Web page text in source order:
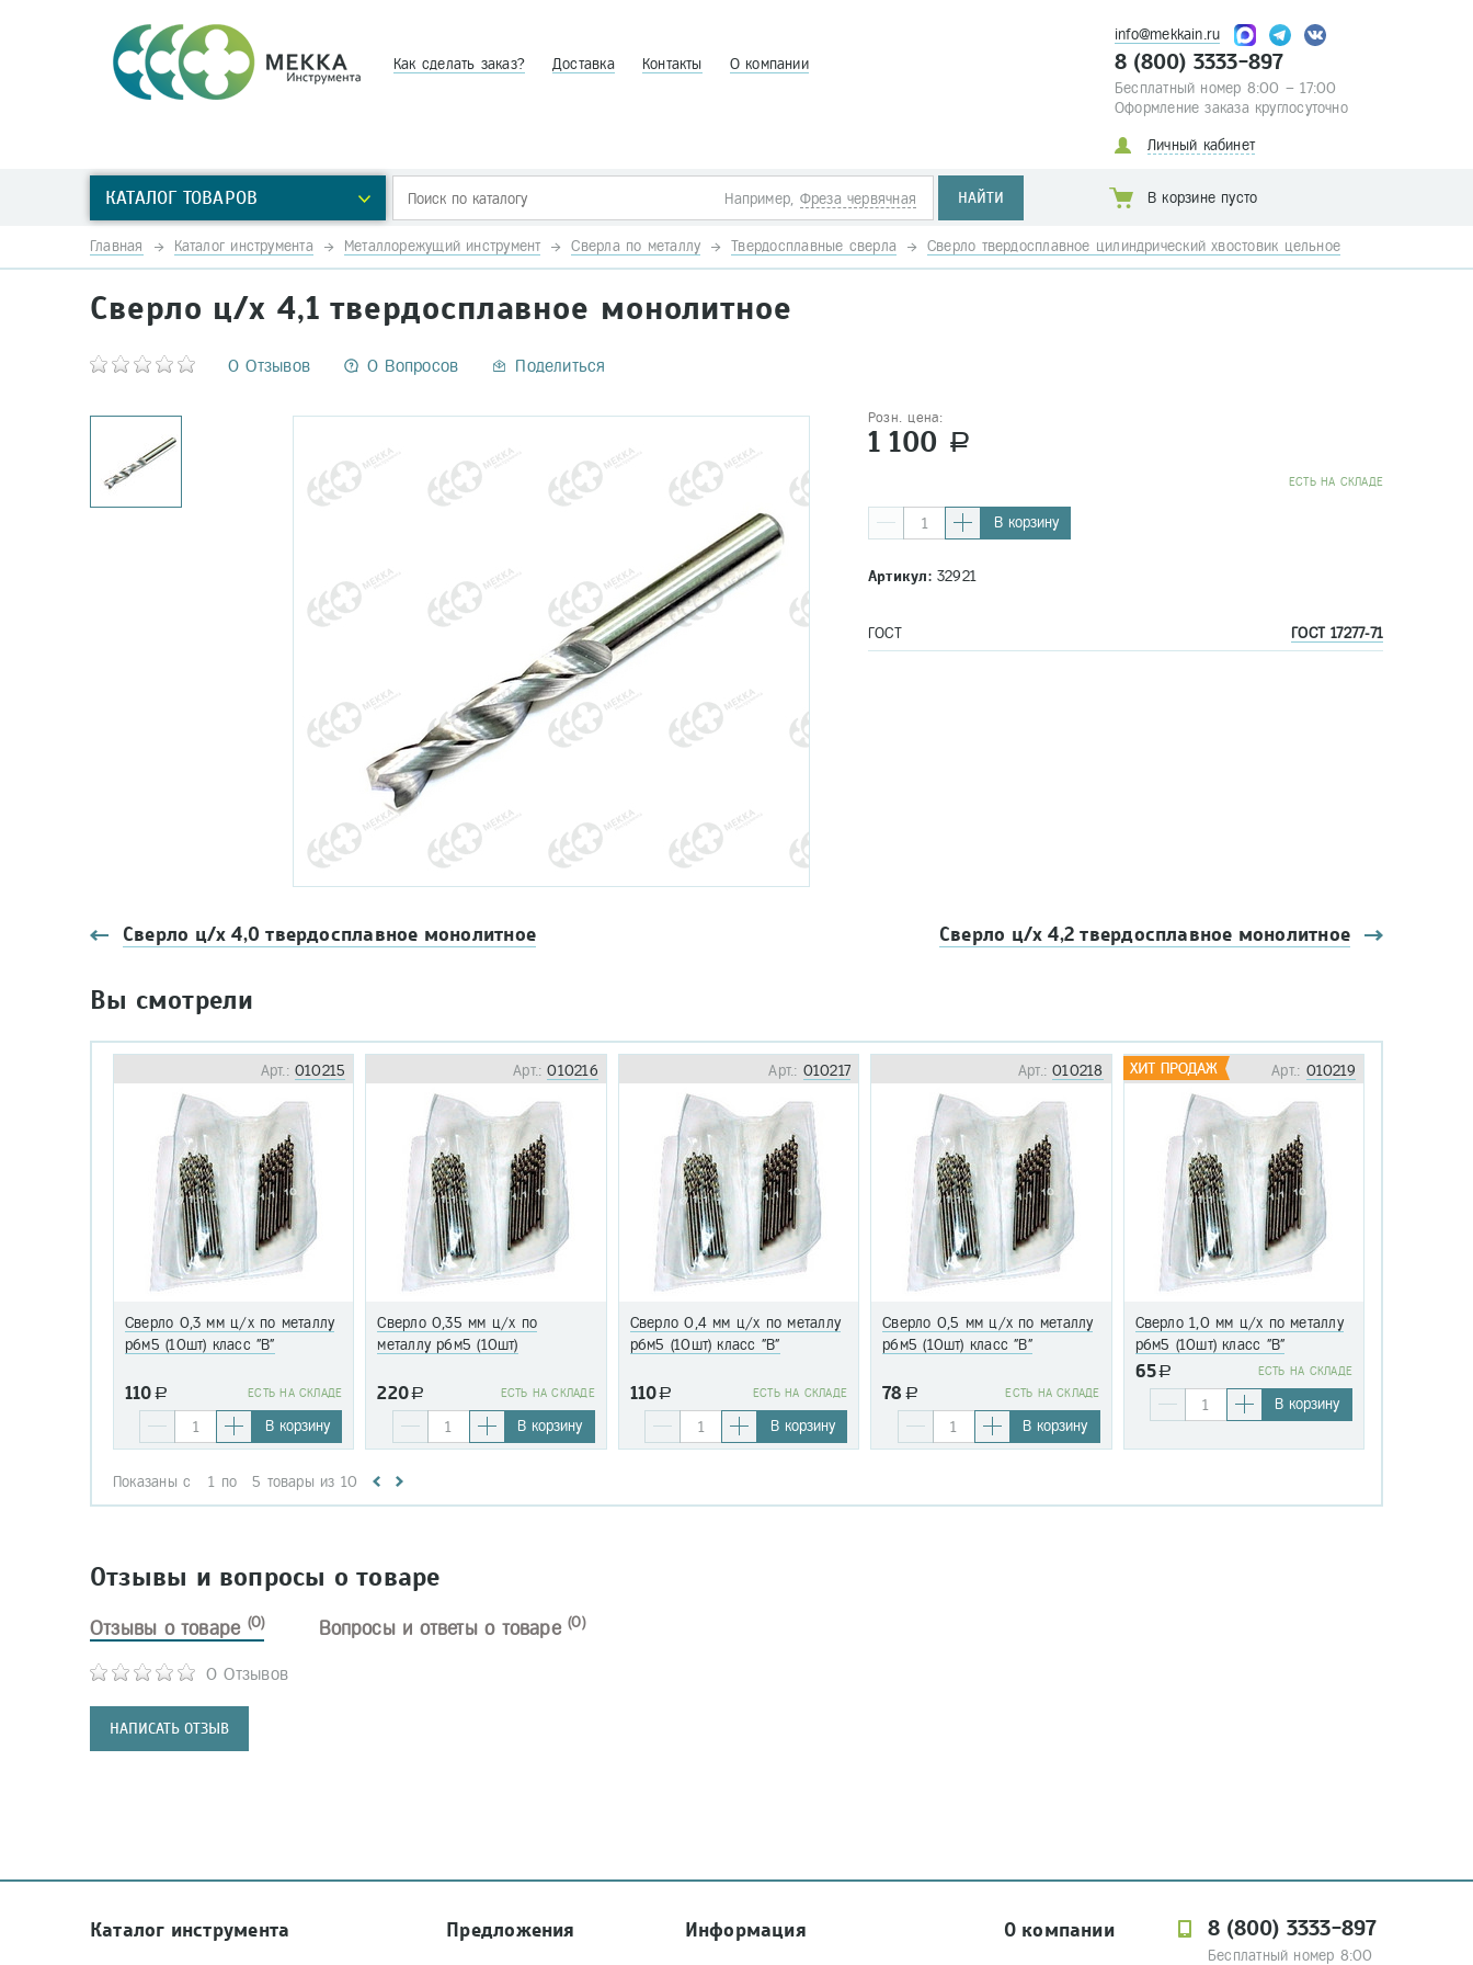
Как сделать заказ? Доставка Контакты О компании
info@mekkain.ru
8 (800) 3333-897
Бесплатный номер 8:00 – 17:00
Оформление заказа круглосуточно
Личный кабинет
КАТАЛОГ ТОВАРОВ Например, Фреза червячная НАЙТИ В корзине пусто
Главная Каталог инструмента Металлорежущий инструмент Сверла по металлу Твердосплавные сверла Сверло твердосплавное цилиндрический хвостовик цельное
Сверло ц/х 4,1 твердосплавное монолитное
0 Отзывов 0 Вопросов Поделиться
Розн. цена:
1 100 a
EСТЬ НА СКЛАДЕ
В корзину
Артикул:32921
ГОСТ ГОСТ 17277-71
Сверло ц/х 4,0 твердосплавное монолитное Сверло ц/х 4,2 твердосплавное монолитное
Вы смотрели
Арт.:010215
Сверло 0,3 мм ц/х по металлу
р6м5 (10шт) класс "В"
110 a EСТЬ НА СКЛАДЕ
В корзину
Арт.:010216
Сверло 0,35 мм ц/х по
металлу р6м5 (10шт)
220a EСТЬ НА СКЛАДЕ
В корзину
Арт.: 010217
Сверло 0,4 мм ц/х по металлу
р6м5 (10шт) класс "В"
110a EСТЬ НА СКЛАДЕ
В корзину
Арт.:010218
Сверло 0,5 мм ц/х по металлу
р6м5 (10шт) класс "В"
78 a EСТЬ НА СКЛАДЕ
В корзину
Арт.: 010219
Сверло 1,0 мм ц/х по металлу
р6м5 (10шт) класс "В"
65a EСТЬ НА СКЛАДЕ
В корзину
Показаны с 1 по 5 товары из 10
Отзывы и вопросы о товаре
Отзывы о товаре (0)
0 Отзывов
НАПИСАТЬ ОТЗЫВ
Вопросы и ответы о товаре(0)
Каталог инструмента Предложения Информация О компании 8 (800) 3333-897
Бесплатный номер 8:00